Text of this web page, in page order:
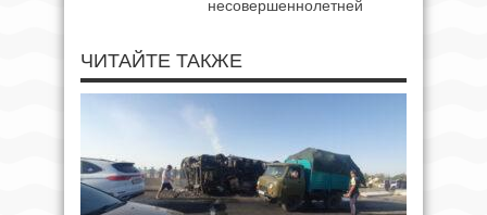
несовершеннолетней
ЧИТАЙТЕ ТАКЖЕ